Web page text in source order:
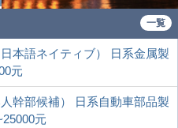
一覧
本語ネイティブ） 日系金属製
元
幹部候補） 日系自動車部品製
元